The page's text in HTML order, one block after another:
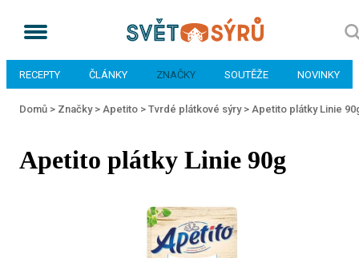
RECEPTY ČLÁNKY ZNAČKY SOUTĚŽE NOVINKY
Domů > Značky > Apetito > Tvrdé plátkové sýry > Apetito plátky Linie
Apetito plátky Linie 90g